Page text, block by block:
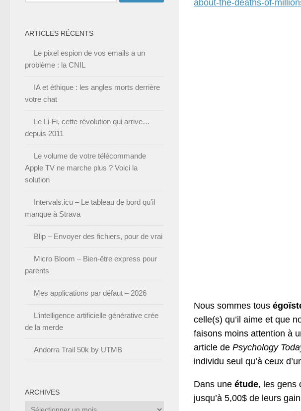
about-the-deaths-of-
Nous sommes tous
celle(s) qu’il aime et que
faisons moins attention à
article de Psychology
individu seul qu’à ceux
Dans une étude, les gens
jusqu’à 5,00$ de leurs
ARTICLES RÉCENTS
Le pixel espion de vos emails a un
problème : la CNIL
IA et éthique : les angles morts derrière
votre chat
Le Li-Fi, cette révolution qui arrive…
depuis 2011
Le volume de votre télécommande
Apple TV ne marche plus ? Voici la
solution
Intervals.icu – Le tableau de bord qu’il
manque à Strava
Blip – Envoyer des fichiers, pour de vrai
Micro Bloom – Bien-être express pour
parents
Mes applications par défaut – 2026
L’intelligence artificielle générative crée
de la merde
Andorra Trail 50k by UTMB
ARCHIVES
Archives